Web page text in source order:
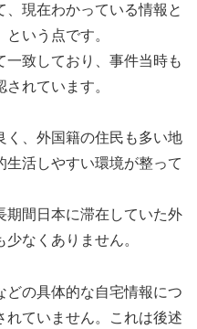
現在わかっている情報と
いう点です。
一致しており、事件当時も
れています。
く、外国籍の住民も多い地
活しやすい環境が整って
期間日本に滞在していた外
なくありません。
どの具体的な自宅情報につ
れていません。これは後述